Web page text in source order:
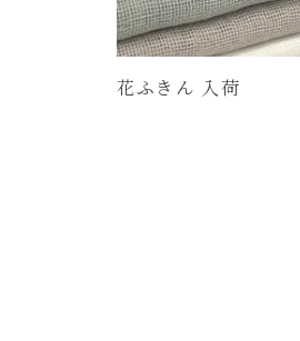
花ふきん 入荷